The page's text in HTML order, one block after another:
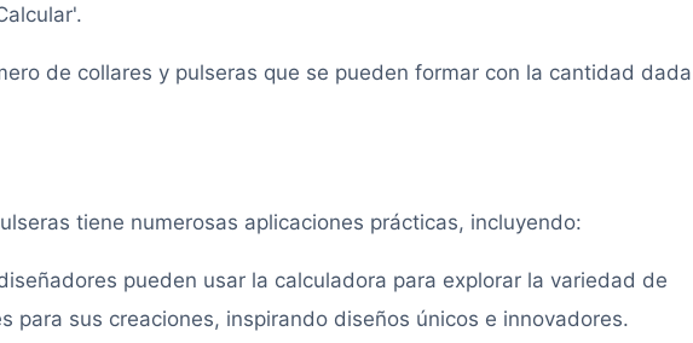
de collares y pulseras que se pueden formar con la cantidad
tiene numerosas aplicaciones prácticas, incluyendo:
pueden usar la calculadora para explorar la variedad de
para sus creaciones, inspirando diseños únicos e innovadores.